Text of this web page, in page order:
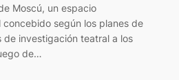
Moscú, un espacio
según los planes de
de investigación teatral a los
de…